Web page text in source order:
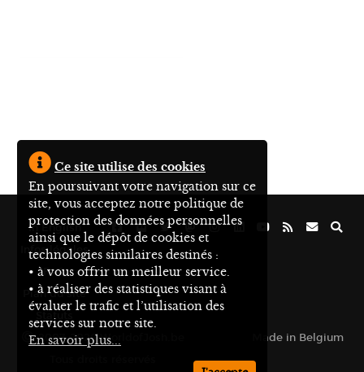
Ce site utilise des cookies
En poursuivant votre navigation sur ce
site, vous acceptez notre politique de
protection des données personnelles
ainsi que le dépôt de cookies et
technologies similaires destinés :
• à vous offrir un meilleur service.
• à réaliser des statistiques visant à
évaluer le trafic et l’utilisation des
services sur notre site.
En savoir plus...
In English
Infos légales
FAQ
Plan du site
Statuts
2007-2026 WorldofJosh.be
Made in Belgium